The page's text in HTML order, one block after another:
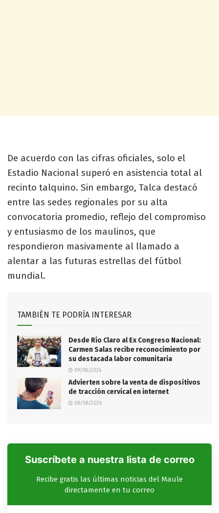
De acuerdo con las cifras oficiales, solo el
Estadio Nacional superó en asistencia total al
recinto talquino. Sin embargo, Talca destacó
entre las sedes regionales por su alta
convocatoria promedio, reflejo del compromiso
y entusiasmo de los maulinos, que
respondieron masivamente al llamado a
alentar a las futuras estrellas del fútbol
mundial.
TAMBIÉN TE PODRÍA INTERESAR
Desde Río Claro al Ex Congreso Nacional:
Carmen Salas recibe reconocimiento por
su destacada labor comunitaria
09/08/2026
Advierten sobre la venta de dispositivos
de tracción cervical en internet
08/08/2026
Suscríbete a nuestra lista de correo
Recibe gratis las últimas noticias del Maule
directamente en tu correo